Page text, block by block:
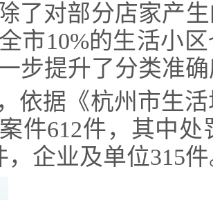
了对部分店家产
全市10%的生活小
步提升了分类准
依据《杭州市生
件612件，其中
，企业及单位315